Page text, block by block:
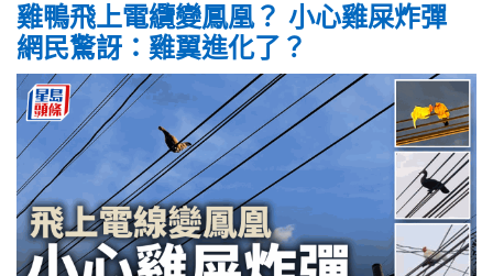
雞鴨飛上電纜變鳳凰？ 小心雞屎炸彈
網民驚訝：雞翼進化了？